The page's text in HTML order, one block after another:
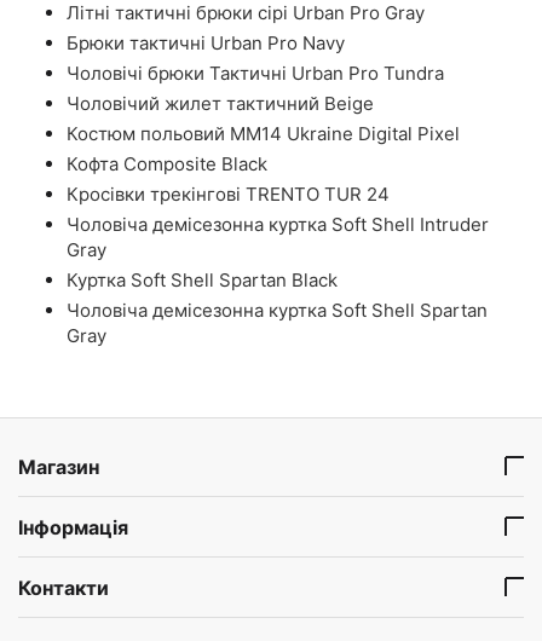
Літні тактичні брюки сірі Urban Pro Gray
Брюки тактичні Urban Pro Navy
Чоловічі брюки Тактичні Urban Pro Tundra
Чоловічий жилет тактичний Beige
Костюм польовий ММ14 Ukraine Digital Pixel
Кофта Composite Black
Кросівки трекінгові TRENTO TUR 24
Чоловіча демісезонна куртка Soft Shell Intruder
Gray
Куртка Soft Shell Spartan Black
Чоловіча демісезонна куртка Soft Shell Spartan
Gray
Магазин
Інформація
Контакти